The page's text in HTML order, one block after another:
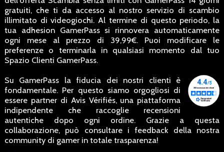
gratuiti, che ti da accesso al nostro servizio di scambio
illimitato di videogiochi. Al termine di questo periodo, la
tua adhesion GamerPass si rinnovera automaticamente
ogni mese al prezzo di 39,99€. Puoi modificare le
preferenze o terminarla in qualsiasi momento dal tuo
Spazio Clienti GamerPass.
Su GamerPass la fiducia dei nostri clienti è
fondamentale. Per questo siamo orgogliosi di
essere partner di Avis Vérifiés, una piattaforma
indipendente che raccoglie recensioni
autentiche dopo ogni ordine. Grazie a questa
collaborazione, può consultare i feedback della nostra
community di gamer in totale trasparenza!